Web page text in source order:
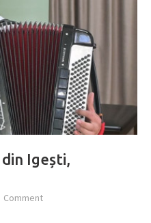
Igești,
Comment